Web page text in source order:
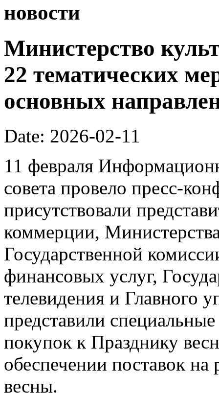
новости
Министерство
22 тематических
основных
Date: 2026-02-11
11 февраля
совета провело пресс-
присутствовали
коммерции,
Государственной
финансовых услуг,
телевидения и Главного
представили
покупок к Празднику
обеспечении поставок
весны.